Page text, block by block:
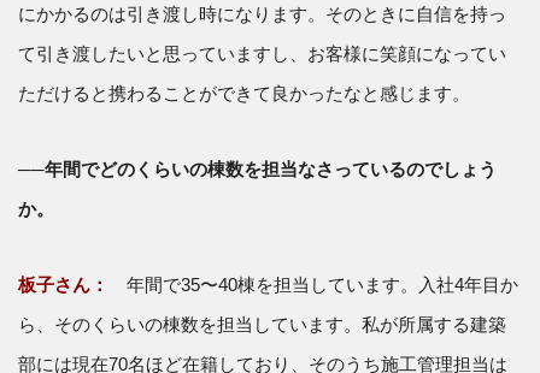
にかかるのは引き渡し時になります。そのときに自信を持っ
て引き渡したいと思っていますし、お客様に笑顔になってい
ただけると携わることができて良かったなと感じます。
──年間でどのくらいの棟数を担当なさっているのでしょう
か。
板子さん：
年間で35〜40棟を担当しています。入社4年目か
ら、そのくらいの棟数を担当しています。私が所属する建築
部には現在70名ほど在籍しており、そのうち施工管理担当は